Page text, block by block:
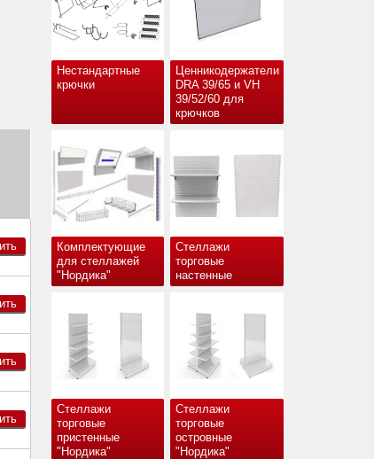
Нестандартные
крючки
Ценникодержатели
DRA 39/65 и VH
39/52/60 для
крючков
Комплектующие
для стеллажей
"Нордика"
Стеллажи
торговые
настенные
Стеллажи
торговые
пристенные
"Нордика"
Стеллажи
торговые
островные
"Нордика"